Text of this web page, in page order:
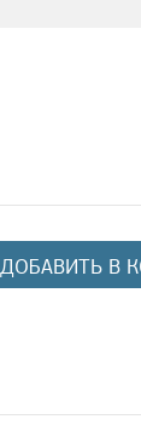
ДОБАВИТЬ В